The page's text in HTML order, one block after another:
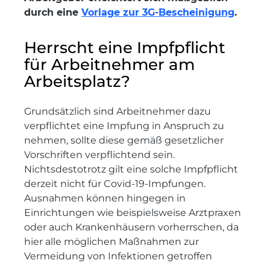
durch eine Vorlage zur 3G-Bescheinigung.
Herrscht eine Impfpflicht
für Arbeitnehmer am
Arbeitsplatz?
Grundsätzlich sind Arbeitnehmer dazu
verpflichtet eine Impfung in Anspruch zu
nehmen, sollte diese gemäß gesetzlicher
Vorschriften verpflichtend sein.
Nichtsdestotrotz gilt eine solche Impfpflicht
derzeit nicht für Covid-19-Impfungen.
Ausnahmen können hingegen in
Einrichtungen wie beispielsweise Arztpraxen
oder auch Krankenhäusern vorherrschen, da
hier alle möglichen Maßnahmen zur
Vermeidung von Infektionen getroffen